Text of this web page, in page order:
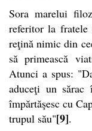
Sora marelui
referitor la fratele
reţină nimic din
să primească
Atunci a spus:
aduceţi un
împărtăşesc cu
trupul său"[9].